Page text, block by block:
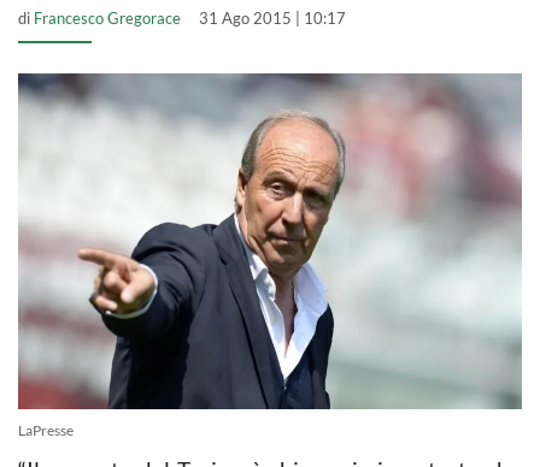
di Francesco Gregorace 31 Ago 2015 | 10:17
LaPresse